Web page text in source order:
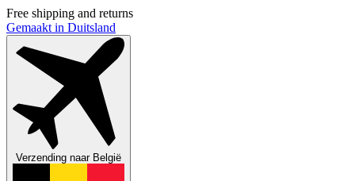
Free shipping and returns
Gemaakt in Duitsland
Verzending naarBelgië